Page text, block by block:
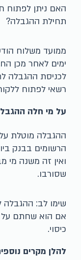
האם ניתן לפתוח
תחילת ההגבלה?
ממועד משלוח
ימים לאחר מכן
לכניסת ההגבלה
רשאי לפתוח
על מי חלה
ההגבלה מוטלת
הרשומים בבנק
ואין זה משנה מי
שסורבו.
שימו לב: ההגבלה
אם הוא שחתם על
כיסוי.
להלן מקרים